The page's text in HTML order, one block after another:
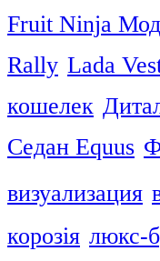
Fruit Ninja Мод
Rally Lada
кошелек
Седан Equus
визуализация
корозія люкс-